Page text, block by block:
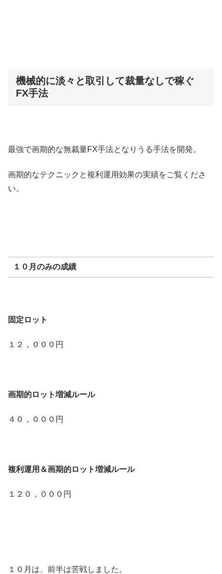
機械的に淡々と取引して裁量なしで稼ぐ
FX手法
最強で画期的な無裁量FX手法となりうる手法を開発。
画期的なテクニックと複利運用効果の実績をご覧くださ
い。
１０月のみの成績
固定ロット
１２，０００円
画期的ロット増減ルール
４０，０００円
複利運用＆画期的ロット増減ルール
１２０，０００円
１０月は、前半は苦戦しました。